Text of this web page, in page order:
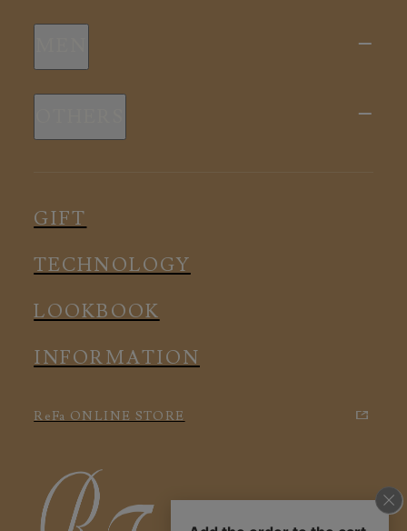
新商品
スリープウェア
ルームウェア
アクセサリー
新商品
ルームウェア
アクセサリー
GIFT
TECHNOLOGY
LOOKBOOK
INFORMATION
ReFa ONLINE STORE